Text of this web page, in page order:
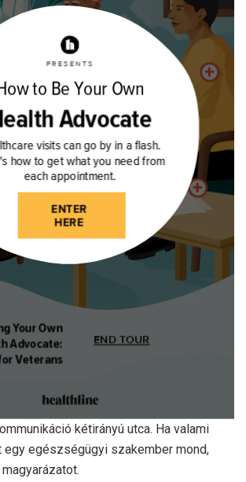
kétirányú utca. Ha valami
egy egészségügyi szakember mond,